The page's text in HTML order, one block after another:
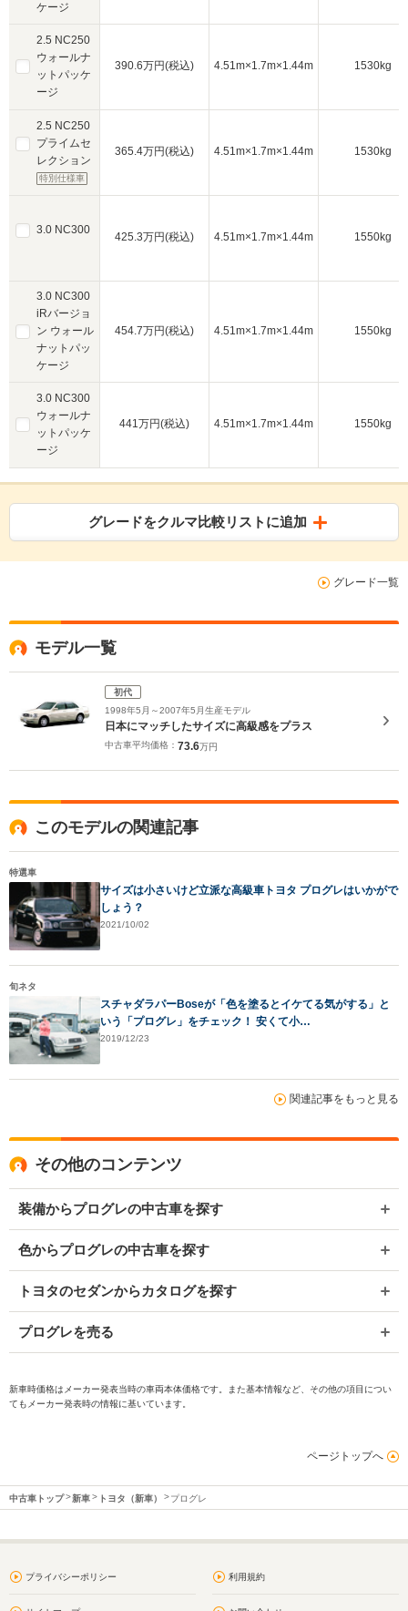
ケージ
2.5 NC250
ウォールナ
ットパッケ
ージ
2.5 NC250
プライムセ
レクション
特別仕様車
3.0 NC300
3.0 NC300
iRバージョ
ン ウォール
ナットパッ
ケージ
3.0 NC300
ウォールナ
ットパッケ
ージ
390.6万円(税込) 4.51m×1.7m×1.44m 1530kg
365.4万円(税込) 4.51m×1.7m×1.44m 1530kg
425.3万円(税込) 4.51m×1.7m×1.44m 1550kg
454.7万円(税込) 4.51m×1.7m×1.44m 1550kg
441万円(税込) 4.51m×1.7m×1.44m 1550kg
グレードをクルマ比較リストに追加
グレード一覧
モデル一覧
初代
1998年5月～2007年5月生産モデル
日本にマッチしたサイズに高級感をプラス
中古車平均価格： 73.6万円
このモデルの関連記事
特選車
サイズは小さいけど立派な高級車トヨタ プログレはいかがで
しょう？
2021/10/02
旬ネタ
スチャダラパーBoseが「色を塗るとイケてる気がする」と
いう「プログレ」をチェック！ 安くて小…
2019/12/23
関連記事をもっと見る
その他のコンテンツ
装備からプログレの中古車を探す
色からプログレの中古車を探す
トヨタのセダンからカタログを探す
プログレを売る
新車時価格はメーカー発表当時の車両本体価格です。また基本情報など、その他の項目につい
てもメーカー発表時の情報に基いています。
ページトップへ
中古車トップ 新車 トヨタ（新車） プログレ
プライバシーポリシー 利用規約